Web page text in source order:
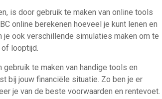
is door gebruik te maken van online tools
online berekenen hoeveel je kunt lenen en
je ook verschillende simulaties maken om te
looptijd.
te maken van handige tools en
bij jouw financiële situatie. Zo ben je er
je van de beste voorwaarden en rentevoet.